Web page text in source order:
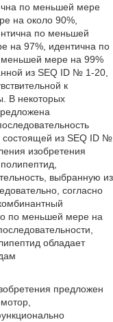
по меньшей мере
на около 90%,
по меньшей
на 97%, идентична по
мере на 99%
из SEQ ID № 1-20,
к
В некоторых
состоящей из SEQ ID №
изобретения
выбранную из
согласно
по меньшей мере на
обладает
предложен